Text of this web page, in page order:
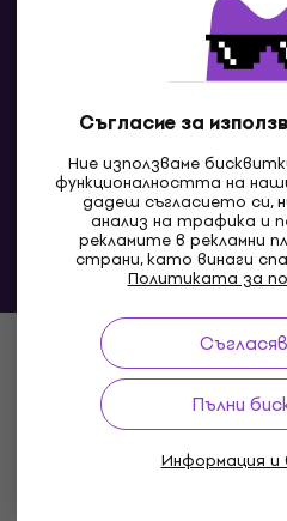
Съгласие за
Ние използваме
функционалността на
дадеш съгласието си,
анализ на трафика и
рекламите в рекламни
страни, като винаги
Политиката за
Пълни
Информация и
© 2004-2026